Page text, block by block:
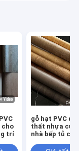
cho
trí
gỗ hạt PVC
thất nhựa
nhà bếp tủ cửa